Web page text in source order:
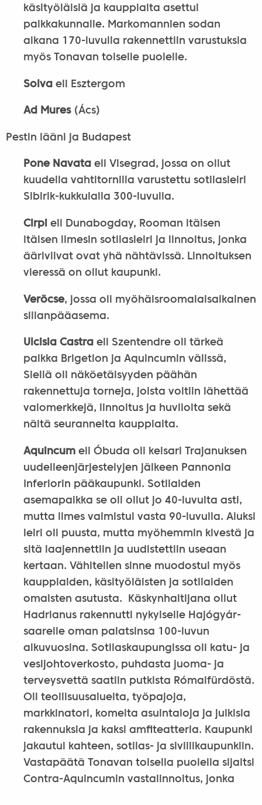
käsityöläisiä ja kauppiaita asettui
paikkakunnalle. Markomannien sodan
aikana 170-luvulla rakennettiin varustuksia
myös Tonavan toiselle puolelle.
Solva eli Esztergom
Ad Mures (Ács)
Pestin lääni ja Budapest
Pone Navataeli Visegrad, jossa on ollut
kuudella vahtitornilla varustettu sotilasleiri
Sibirik-kukkulalla 300-luvulla.
Cirpi eli Dunabogday, Rooman itäisen
itäisen limesin sotilasleiri ja linnoitus, jonka
ääriviivat ovat yhä nähtävissä. Linnoituksen
vieressä on ollut kaupunki.
Veröcse, jossa oli myöhäisroomalaisaikainen
sillanpääasema.
Ulcisia Castra eli Szentendre oli tärkeä
paikka Brigetion ja Aquincumin välissä,
Siellä oli näköetäisyyden päähän
rakennettuja torneja, joista voitiin lähettää
valomerkkejä, linnoitus ja huviloita sekä
näitä seuranneita kauppiaita.
Aquincumeli Óbuda oli keisari Trajanuksen
uudelleenjärjestelyjen jälkeen Pannonia
Inferiorin pääkaupunki. Sotilaiden
asemapaikka se oli ollut jo 40-luvulta asti,
mutta limes valmistui vasta 90-luvulla. Aluksi
leiri oli puusta, mutta myöhemmin kivestä ja
sitä laajennettiin ja uudistettiin useaan
kertaan. Vähitellen sinne muodostui myös
kauppiaiden, käsityöläisten ja sotilaiden
omaisten asutusta. Käskynhaltijana ollut
Hadrianus rakennutti nykyiselle Hajógyár-
saarelle oman palatsinsa 100-luvun
alkuvuosina. Sotilaskaupungissa oli katu- ja
vesijohtoverkosto, puhdasta juoma- ja
terveysvettä saatiin putkista Rómaifürdöstä.
Oli teollisuusalueita, työpajoja,
markkinatori, komeita asuintaloja ja julkisia
rakennuksia ja kaksi amfiteatteria. Kaupunki
jakautui kahteen, sotilas- ja siviilikaupunkiin.
Vastapäätä Tonavan toisella puolella sijaitsi
Contra-Aquincumin vastalinnoitus, jonka